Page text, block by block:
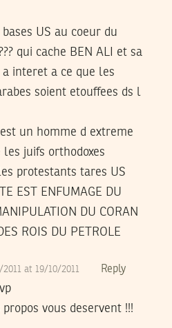
US au coeur du
qui cache BEN ALI et sa
a interet a ce que les
soient etouffees ds l
un homme d extreme
juifs orthodoxes
protestants tares US
EST ENFUMAGE DU
DU CORAN
ROIS DU PETROLE
at 19/10/2011 Reply
vous deservent !!!